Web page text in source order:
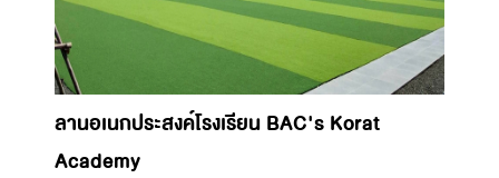
ลานอเนกประสงค์โรงเรียน BAC's Korat
Academy